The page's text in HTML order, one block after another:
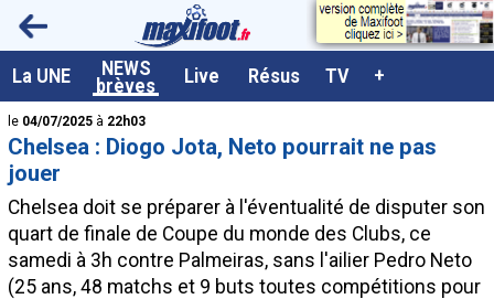
La UNE NEWS
brèves Live Résus TV +
<
le 04/07/2025 à 22h03
Chelsea : Diogo Jota, Neto pourrait ne pas
jouer
Chelsea doit se préparer à l'éventualité de disputer son
quart de finale de Coupe du monde des Clubs, ce
samedi à 3h contre Palmeiras, sans l'ailier Pedro Neto
(25 ans, 48 matchs et 9 buts toutes compétitions pour
A la UNE
Dernières brèves
Live / Matchs en direct
Class. buteurs européens
Programme TV foot